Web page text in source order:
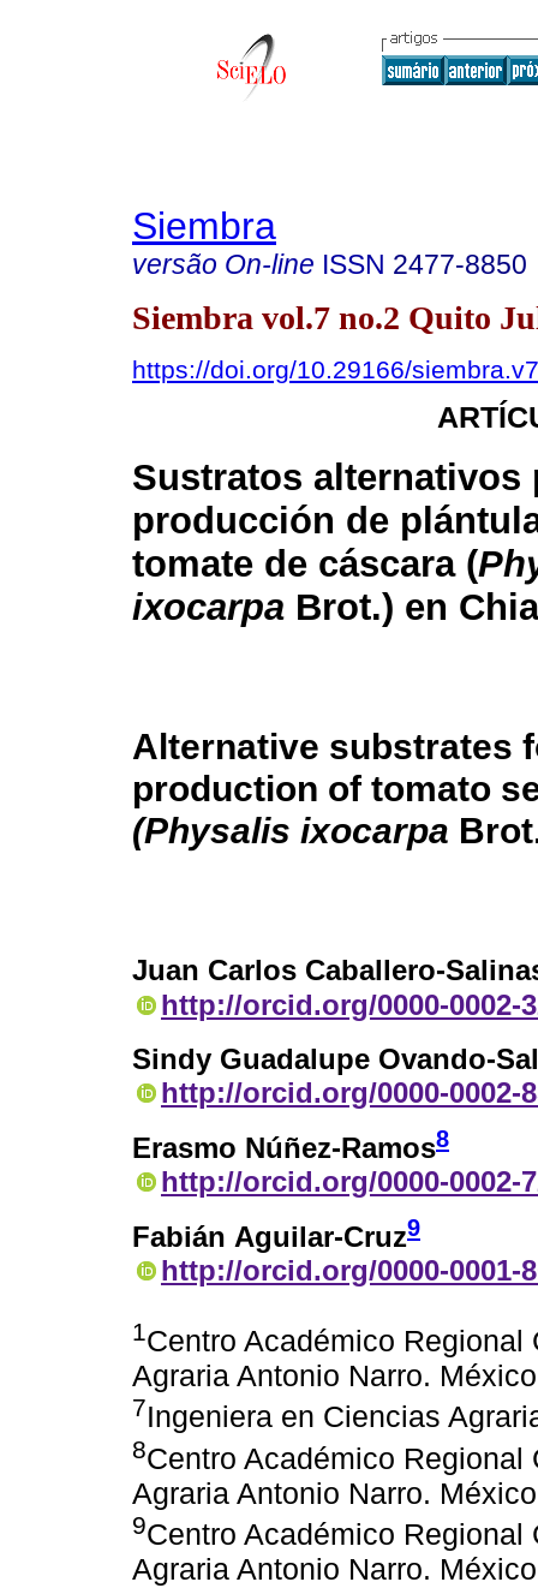
Siembra
versão On-line ISSN 2477-8850
Siembra vol.7 no.2 Quito
https://doi.org/10.29166/
Sustratos alternativos
producción de
tomate de cáscara (
ixocarpa Brot.) en
Alternative substrates
production of tomato
(Physalis ixocarpa
Juan Carlos Caballero-
http://orcid.org/0000-0002-
Sindy Guadalupe Ovando-
http://orcid.org/0000-0002-
Erasmo Núñez-Ramos8
http://orcid.org/0000-0002-
Fabián Aguilar-Cruz9
http://orcid.org/0000-0001-
1Centro Académico
Agraria Antonio Narro.
7Ingeniera en Ciencias
8Centro Académico
Agraria Antonio Narro.
9Centro Académico
Agraria Antonio Narro. México